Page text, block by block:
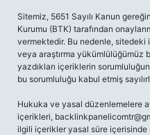
Sitemiz, 5651 Sayılı Kanun
Kurumu (BTK) tarafından
vermektedir. Bu nedenle,
veya araştırma yükümlülüğümüz
yazdıkları içeriklerin
bu sorumluluğu kabul etmiş
Hukuka ve yasal düzenlemelere
içerikleri,
ilgili içerikler yasal süre içerisinde